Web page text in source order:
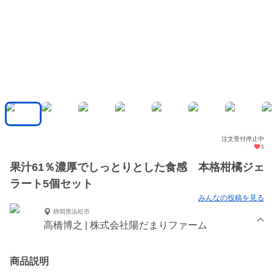
注文受付停止中
3
果汁61％濃厚でしっとりとした食感 本格柑橘ジェ
ラート5個セット
みんなの投稿を見る
静岡県浜松市
高橋博之 | 株式会社陽だまりファーム
商品説明